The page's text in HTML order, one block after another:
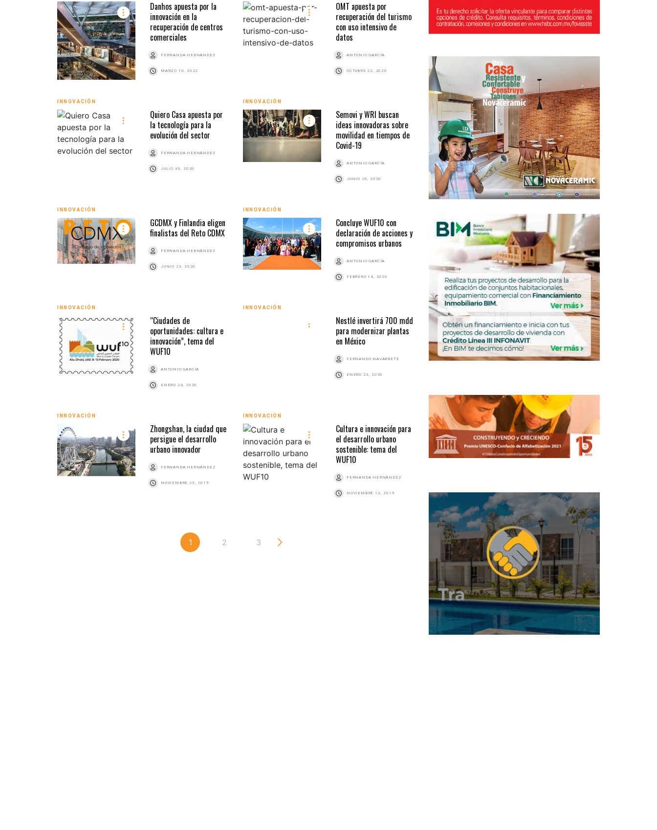
Danhos apuesta por la
innovación en la
recuperación de centros
comerciales
FERNANDA HERNÁNDEZ
MARZO 10, 2022
OMT apuesta por
recuperación del turismo
con uso intensivo de
datos
ANTONIO GARCÍA
OCTUBRE 22, 2020
INNOVACIÓN
Quiero Casa apuesta por
la tecnología para la
evolución del sector
FERNANDA HERNÁNDEZ
JULIO 30, 2020
INNOVACIÓN
Semovi y WRI buscan
ideas innovadoras sobre
movilidad en tiempos de
Covid-19
ANTONIO GARCÍA
JUNIO 26, 2020
INNOVACIÓN
GCDMX y Finlandia eligen
finalistas del Reto CDMX
FERNANDA HERNÁNDEZ
JUNIO 23, 2020
INNOVACIÓN
Concluye WUF10 con
declaración de acciones y
compromisos urbanos
ANTONIO GARCÍA
FEBRERO 14, 2020
INNOVACIÓN
“Ciudades de
oportunidades: cultura e
innovación”, tema del
WUF10
ANTONIO GARCÍA
ENERO 24, 2020
INNOVACIÓN
Nestlé invertirá 700 mdd
para modernizar plantas
en México
FERNANDO NAVARRETE
ENERO 23, 2020
INNOVACIÓN
Zhongshan, la ciudad que
persigue el desarrollo
urbano innovador
FERNANDA HERNÁNDEZ
NOVIEMBRE 25, 2019
INNOVACIÓN
Cultura e innovación para
el desarrollo urbano
sostenible: tema del
WUF10
FERNANDA HERNÁNDEZ
NOVIEMBRE 13, 2019
1 2 3